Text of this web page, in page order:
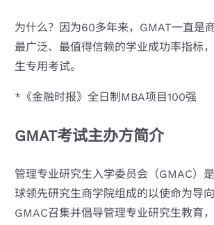
为什么？因为60多年来，GMAT一直是
最广泛、最值得信赖的学业成功率指标
生专用考试。
*《金融时报》全日制MBA项目100强
GMAT考试主办方简介
管理专业研究生入学委员会（GMAC）
球领先研究生商学院组成的以使命为导向
GMAC召集并倡导管理专业研究生教育